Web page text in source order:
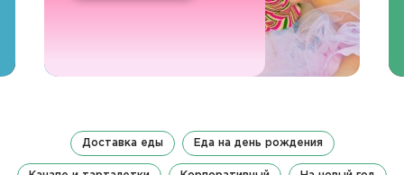
Доставка еды Еда на день рождения